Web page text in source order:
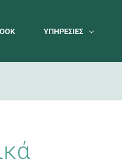
ΥΠΗΡΕΣΊΕΣ